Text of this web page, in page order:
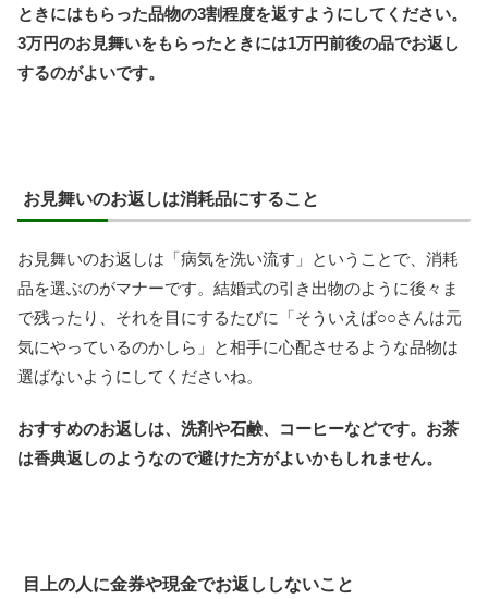
ときにはもらった品物の3割程度を返すようにしてください。
3万円のお見舞いをもらったときには1万円前後の品でお返し
するのがよいです。
お見舞いのお返しは消耗品にすること
お見舞いのお返しは「病気を洗い流す」ということで、消耗
品を選ぶのがマナーです。結婚式の引き出物のように後々ま
で残ったり、それを目にするたびに「そういえば○○さんは元
気にやっているのかしら」と相手に心配させるような品物は
選ばないようにしてくださいね。
おすすめのお返しは、洗剤や石鹸、コーヒーなどです。お茶
は香典返しのようなので避けた方がよいかもしれません。
目上の人に金券や現金でお返ししないこと